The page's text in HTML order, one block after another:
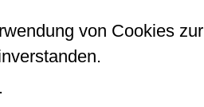
von Cookies zur